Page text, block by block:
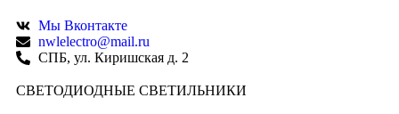
Мы Вконтакте
nwlelectro@mail.ru
СПБ, ул. Киришская д. 2
CВЕТОДИОДНЫЕ СВЕТИЛЬНИКИ